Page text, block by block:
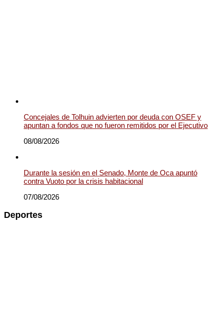
Concejales de Tolhuin advierten por deuda con OSEF y
apuntan a fondos que no fueron remitidos por el Ejecutivo
08/08/2026
Durante la sesión en el Senado, Monte de Oca apuntó
contra Vuoto por la crisis habitacional
07/08/2026
Deportes